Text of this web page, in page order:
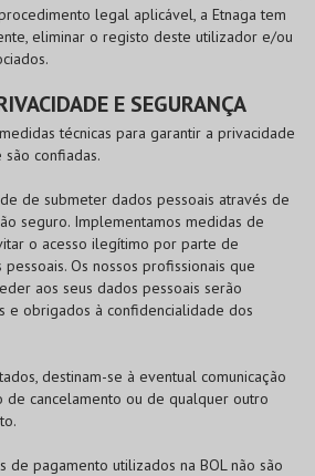
legal aplicável, a Etnaga tem
eliminar o registo deste utilizador e/ou
E SEGURANÇA
técnicas para garantir a privacidade
confiadas.
de submeter dados pessoais através de
seguro. Implementamos medidas de
o acesso ilegítimo por parte de
Os nossos profissionais que
aos seus dados pessoais serão
e obrigados à confidencialidade dos
destinam-se à eventual comunicação
de cancelamento ou de qualquer outro
de pagamento utilizados na BOLnão são